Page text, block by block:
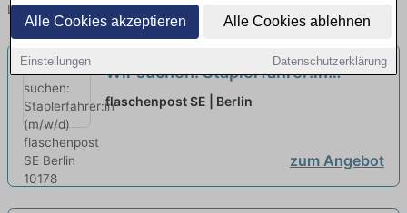
Alle Cookies akzeptieren Alle Cookies ablehnen
Einstellungen Datenschutzerklärung
Logistik. Jetzt bewerben!
Wir suchen: Staplerfahrer:in
(m/w/d) neu
flaschenpost SE | Berlin
zum Angebot